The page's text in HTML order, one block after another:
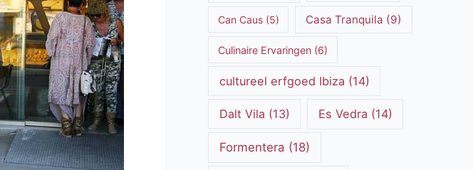
Can Caus(5) Casa Tranquila (9)
Culinaire Ervaringen(6)
cultureel erfgoed Ibiza (14)
Dalt Vila (13) Es Vedra (14)
Formentera (18)